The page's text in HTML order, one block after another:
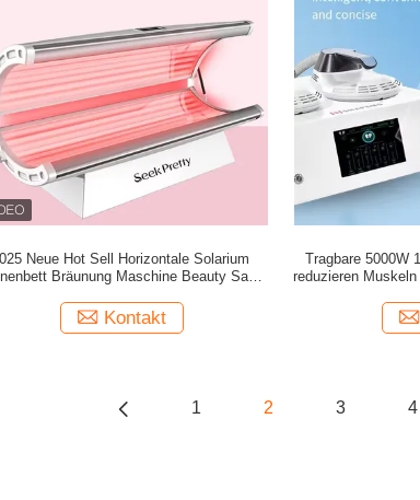
Neue Hot Sell Horizontale Solarium
Bräunung Maschine Beauty Salon
Hautpflege kombiniert UVA und UVB
zum Verkauf Salon Bronzungsmaschine.
Kontakt
Tragbare 5000W
reduzieren Muskeln
1 2 3 4